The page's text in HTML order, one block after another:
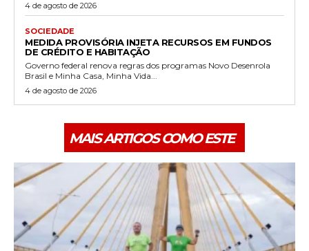
4 de agosto de 2026
SOCIEDADE
MEDIDA PROVISÓRIA INJETA RECURSOS EM FUNDOS
DE CRÉDITO E HABITAÇÃO
Governo federal renova regras dos programas Novo Desenrola
Brasil e Minha Casa, Minha Vida...
4 de agosto de 2026
MAIS ARTIGOS COMO ESTE